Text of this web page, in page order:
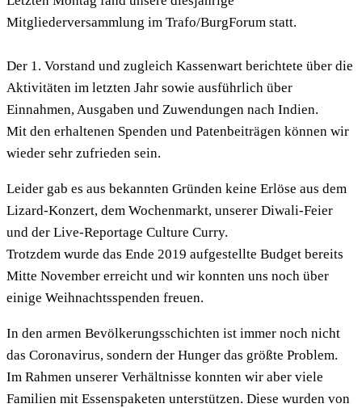
Mitgliederversammlung im Trafo/BurgForum statt.
Der 1. Vorstand und zugleich Kassenwart berichtete über die
Aktivitäten im letzten Jahr sowie ausführlich über
Einnahmen, Ausgaben und Zuwendungen nach Indien.
Mit den erhaltenen Spenden und Patenbeiträgen können wir
wieder sehr zufrieden sein.
Leider gab es aus bekannten Gründen keine Erlöse aus dem
Lizard-Konzert, dem Wochenmarkt, unserer Diwali-Feier
und der Live-Reportage Culture Curry.
Trotzdem wurde das Ende 2019 aufgestellte Budget bereits
Mitte November erreicht und wir konnten uns noch über
einige Weihnachtsspenden freuen.
In den armen Bevölkerungsschichten ist immer noch nicht
das Coronavirus, sondern der Hunger das größte Problem.
Im Rahmen unserer Verhältnisse konnten wir aber viele
Familien mit Essenspaketen unterstützen. Diese wurden von